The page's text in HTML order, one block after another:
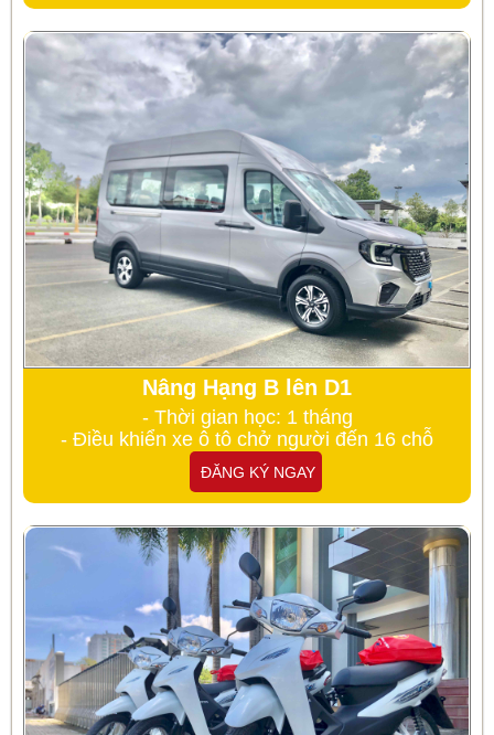
Nâng Hạng B lên D1
- Thời gian học: 1 tháng
- Điều khiển xe ô tô chở người đến 16 chỗ
ĐĂNG KÝ NGAY